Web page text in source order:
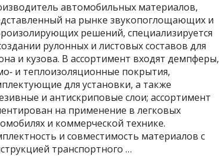
автомобильных материалов,
на рынке звукопоглощающих и
решений, специализируется
рулонных и листовых составов для
и кузова. В ассортимент входят демпферы,
и теплоизоляционные покрытия,
для установки, а также
и антискриповые слои; ассортимент
на применение в легковых
и коммерческой технике.
и совместимость материалов с
транспортного …